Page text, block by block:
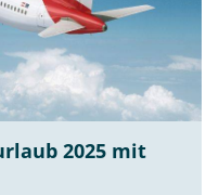
2025 mit